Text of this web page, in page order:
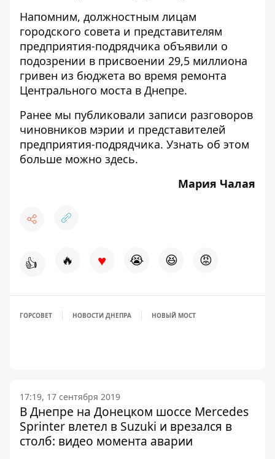
Напомним, должностным лицам
городского совета и представителям
предприятия-подрядчика объявили о
подозрении в присвоении 29,5 миллиона
гривен из бюджета во время ремонта
Центрального моста в Днепре.
Ранее мы публиковали записи разговоров
чиновников мэрии и представителей
предприятия-подрядчика. Узнать об этом
больше можно здесь.
Мария Чалая
👍 🔥 ♥ 😭 😆 😡
ГОРСОВЕТ НОВОСТИ ДНЕПРА НОВЫЙ МОСТ
17:19, 17 сентября 2019
В Днепре на Донецком шоссе Mercedes
Sprinter влетел в Suzuki и врезался в
столб: видео момента аварии